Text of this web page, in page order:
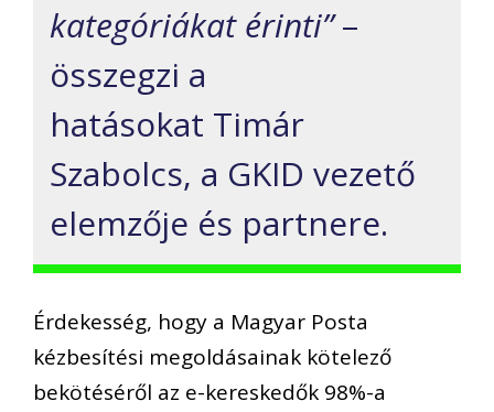
kategóriákat érinti”–
összegzi a
hatásokat Timár
Szabolcs, a GKID vezető
elemzője és partnere.
Érdekesség, hogy a Magyar Posta
kézbesítési megoldásainak kötelező
bekötéséről az e-kereskedők 98%-a